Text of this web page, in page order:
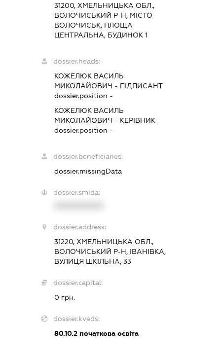
31200, ХМЕЛЬНИЦЬКА ОБЛ.,
ВОЛОЧИСЬКИЙ Р-Н, МІСТО
ВОЛОЧИСЬК, ПЛОЩА
ЦЕНТРАЛЬНА, БУДИНОК 1
dossier.heads:
КОЖЕЛЮК ВАСИЛЬ
МИКОЛАЙОВИЧ - ПІДПИСАНТ
dossier.position -
КОЖЕЛЮК ВАСИЛЬ
МИКОЛАЙОВИЧ - КЕРІВНИК
dossier.position -
dossier.beneficiaries:
dossier.missingData
dossier.smida:
dossier.address:
31220, ХМЕЛЬНИЦЬКА ОБЛ.,
ВОЛОЧИСЬКИЙ Р-Н, ІВАНІВКА,
ВУЛИЦЯ ШКІЛЬНА, 33
dossier.capital:
0 грн.
dossier.kveds:
80.10.2 початкова освіта